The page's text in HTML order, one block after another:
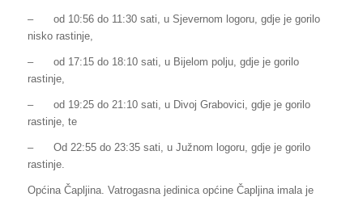
–
od 10:56 do 11:30 sati, u Sjevernom logoru, gdje je gorilo
nisko rastinje,
–
od 17:15 do 18:10 sati, u Bijelom polju, gdje je gorilo
rastinje,
–
od 19:25 do 21:10 sati, u Divoj Grabovici, gdje je gorilo
rastinje, te
–
Od 22:55 do 23:35 sati, u Južnom logoru, gdje je gorilo
rastinje.
Općina Čapljina. Vatrogasna jedinica općine Čapljina imala je